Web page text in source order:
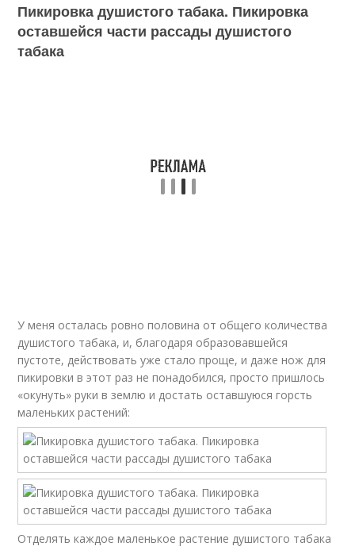
Пикировка душистого табака. Пикировка
оставшейся части рассады душистого
табака
У меня осталась ровно половина от общего количества
душистого табака, и, благодаря образовавшейся
пустоте, действовать уже стало проще, и даже нож для
пикировки в этот раз не понадобился, просто пришлось
«окунуть» руки в землю и достать оставшуюся горсть
маленьких растений:
Отделять каждое маленькое растение душистого табака